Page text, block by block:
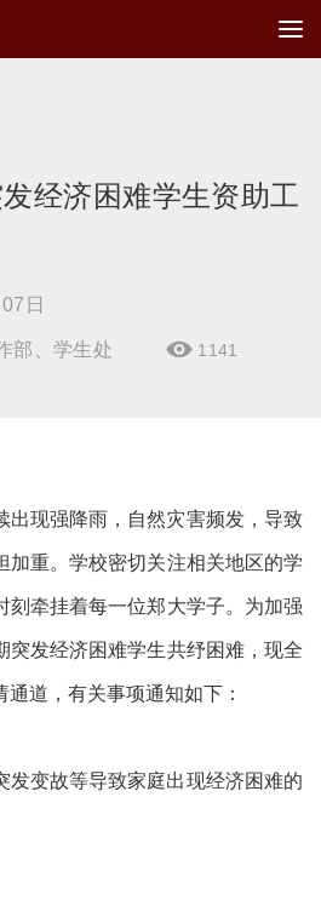
经济困难学生资助工
日
部、学生处  1141
出现强降雨，自然灾害频发，导致
加重。学校密切关注相关地区的学
刻牵挂着每一位郑大学子。为加强
突发经济困难学生共纾困难，现全
道，有关事项通知如下：
发变故等导致家庭出现经济困难的